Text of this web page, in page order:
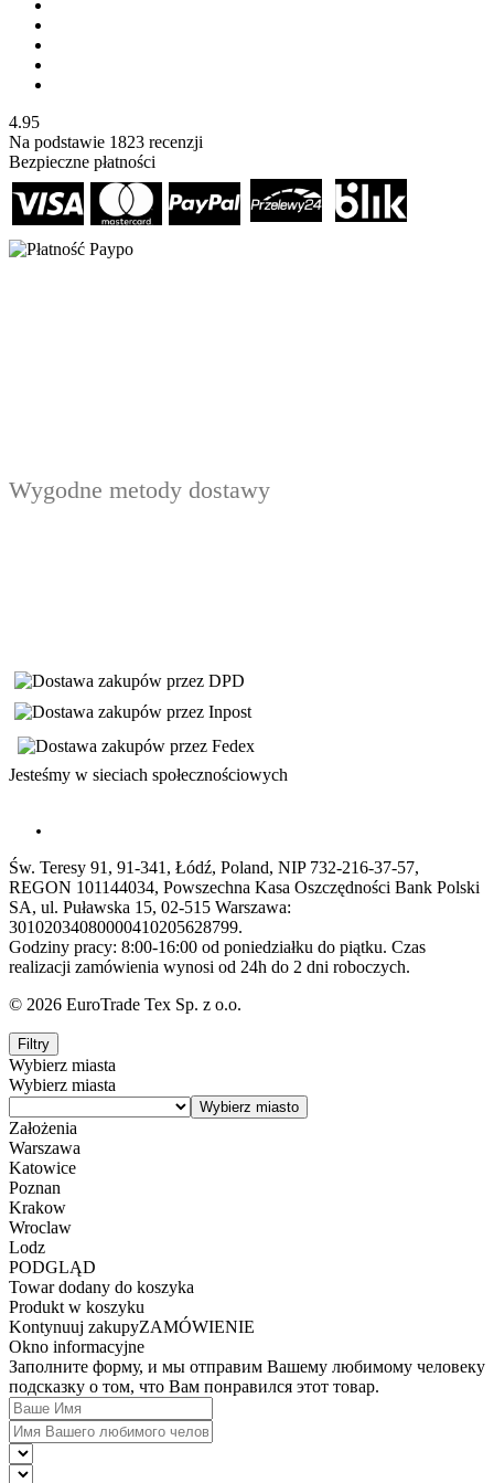
4.95
Na podstawie 1823 recenzji
Bezpieczne płatności
Wygodne metody dostawy
Jesteśmy w sieciach społecznościowych
Św. Teresy 91, 91-341, Łódź, Poland, NIP 732-216-37-57,
REGON 101144034, Powszechna Kasa Oszczędności Bank Polski
SA, ul. Puławska 15, 02-515 Warszawa:
30102034080000410205628799.
Godziny pracy: 8:00-16:00 od poniedziałku do piątku. Czas
realizacji zamówienia wynosi od 24h do 2 dni roboczych.
© 2026 EuroTrade Tex Sp. z o.o.
Filtry
Wybierz miasta
Wybierz miasta
Założenia
Warszawa
Katowice
Poznan
Krakow
Wroclaw
Lodz
PODGLĄD
Towar dodany do koszyka
Produkt w koszyku
Kontynuuj zakupyZAMÓWIENIE
Okno informacyjne
Заполните форму, и мы отправим Вашему любимому человеку
подсказку о том, что Вам понравился этот товар.